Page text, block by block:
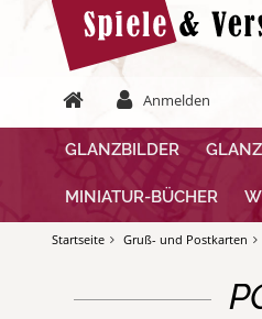
Anmelden
GLANZBILDER
MINIATUR-BÜCHER
Startseite Gruß- und Postkarten